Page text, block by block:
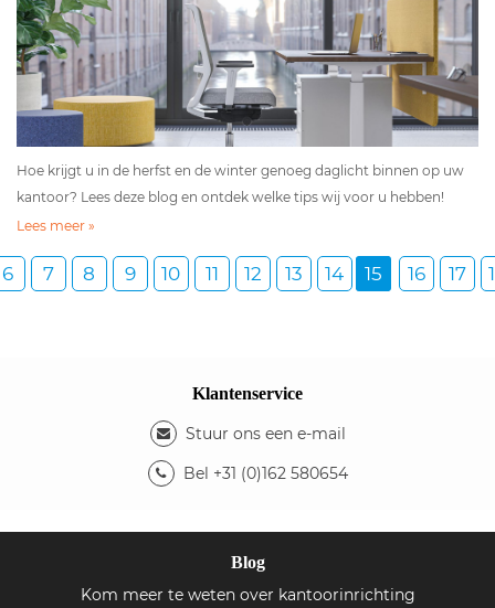
Hoe krijgt u in de herfst en de winter genoeg daglicht binnen op uw
kantoor? Lees deze blog en ontdek welke tips wij voor u hebben!
Lees meer »
6 7 8 9 10 11 12 13 14 15 16 17
Klantenservice
Stuur ons een e-mail
Bel +31 (0)162 580654
Blog
Kom meer te weten over kantoorinrichting